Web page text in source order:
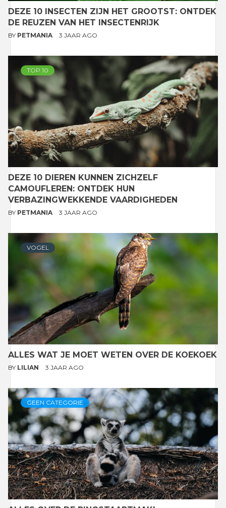
DEZE 10 INSECTEN ZIJN HET GROOTST: ONTDEK
DE REUZEN VAN HET INSECTENRIJK
BY PETMANIA 3 JAAR AGO
TOP 10
DEZE 10 DIEREN KUNNEN ZICHZELF
CAMOUFLEREN: ONTDEK HUN
VERBAZINGWEKKENDE VAARDIGHEDEN
BY PETMANIA 3 JAAR AGO
VOGEL
ALLES WAT JE MOET WETEN OVER DE KOEKOEK
BY LILIAN 3 JAAR AGO
GEEN CATEGORIE